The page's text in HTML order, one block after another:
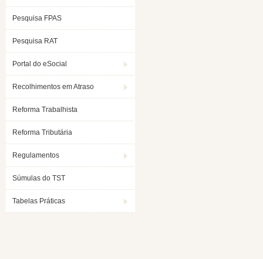
Pesquisa FPAS
Pesquisa RAT
Portal do eSocial
Recolhimentos em Atraso
Reforma Trabalhista
Reforma Tributária
Regulamentos
Súmulas do TST
Tabelas Práticas